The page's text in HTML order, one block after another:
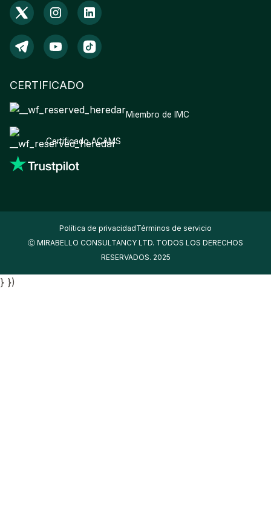
CERTIFICADO
Miembro de IMC
Certificado ACAMS
Política de privacidadTérminos de servicio
Ⓒ MIRABELLO CONSULTANCY LTD. TODOS LOS DERECHOS
RESERVADOS. 2025
} })